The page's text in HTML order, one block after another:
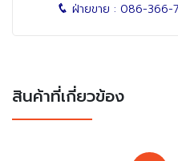
ฝ่ายขาย : 086-366-
สินค้าที่เกี่ยวข้อง